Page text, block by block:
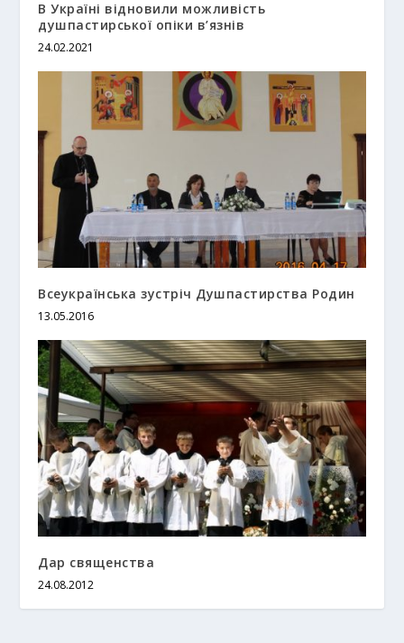
В Україні відновили можливість
душпастирської опіки в’язнів
24.02.2021
Всеукраїнська зустріч Душпастирства Родин
13.05.2016
Дар священства
24.08.2012